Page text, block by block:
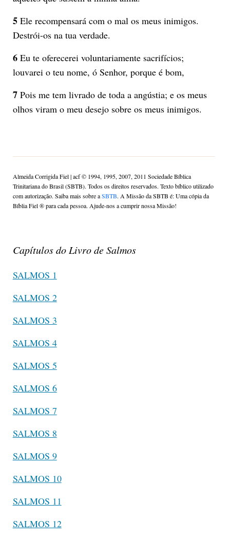
5Ele recompensará com o mal os meus inimigos.
Destrói-os na tua verdade.
6Eu te oferecerei voluntariamente sacrifícios;
louvarei o teu nome, ó Senhor, porque é bom,
7Pois me tem livrado de toda a angústia; e os meus
olhos viram o meu desejo sobre os meus inimigos.
Almeida Corrigida Fiel | acf ©️ 1994, 1995, 2007, 2011 Sociedade Bíblica
Trinitariana do Brasil (SBTB). Todos os direitos reservados. Texto bíblico utilizado
com autorização. Saiba mais sobre aSBTB. A Missão da SBTB é: Uma cópia da
Bíblia Fiel ®️ para cada pessoa. Ajude-nos a cumprir nossa Missão!
Capítulos do Livro de Salmos
SALMOS 1
SALMOS 2
SALMOS 3
SALMOS 4
SALMOS 5
SALMOS 6
SALMOS 7
SALMOS 8
SALMOS 9
SALMOS 10
SALMOS 11
SALMOS 12